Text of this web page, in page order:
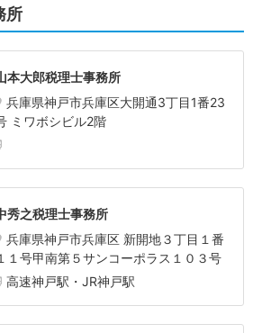
所
本大郎税理士事務所
兵庫県神戸市兵庫区大開通3丁目1番23
ミワボシビル2階
秀之税理士事務所
兵庫県神戸市兵庫区 新開地３丁目１番
１号甲南第５サンコーポラス１０３号
高速神戸駅・JR神戸駅